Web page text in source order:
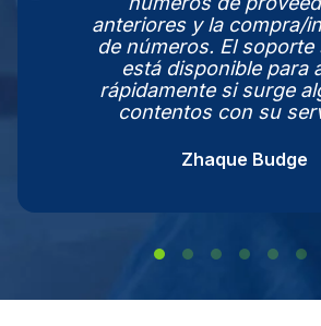
anteriores y la compra/
de números. El soporte
está disponible para
rápidamente si surge
contentos con su
Zhaque Budge